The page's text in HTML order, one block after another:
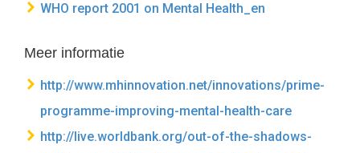
WHO report 2001 on Mental Health_en
Meer informatie
http://www.mhinnovation.net/innovations/prime-
programme-improving-mental-health-care
http://live.worldbank.org/out-of-the-shadows-